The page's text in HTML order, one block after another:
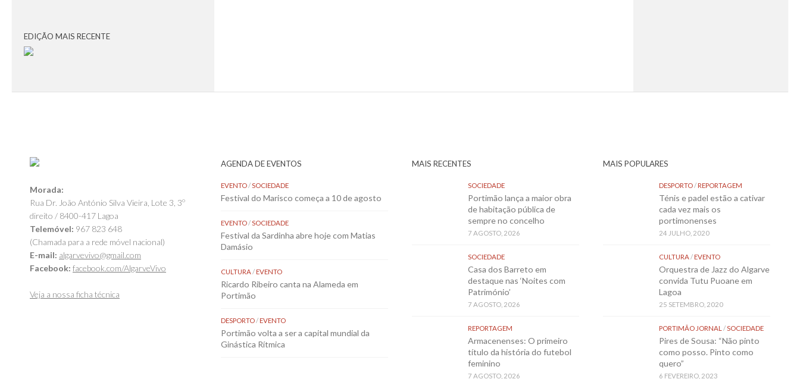
EDIÇÃO MAIS RECENTE
Morada:
Rua Dr. João António Silva Vieira, Lote 3, 3º
direito / 8400-417 Lagoa
Telemóvel: 967 823 648
(Chamada para a rede móvel nacional)
E-mail: algarvevivo@gmail.com
Facebook: facebook.com/AlgarveVivo
Veja a nossa ficha técnica
AGENDA DE EVENTOS
EVENTO/SOCIEDADE
Festival do Marisco começa a 10 de agosto
EVENTO/SOCIEDADE
Festival da Sardinha abre hoje com Matias
Damásio
CULTURA/EVENTO
Ricardo Ribeiro canta na Alameda em
Portimão
DESPORTO/EVENTO
Portimão volta a ser a capital mundial da
Ginástica Rítmica
MAIS RECENTES
SOCIEDADE
Portimão lança a maior obra
de habitação pública de
sempre no concelho
7 AGOSTO, 2026
SOCIEDADE
Casa dos Barreto em
destaque nas ‘Noites com
Património’
7 AGOSTO, 2026
REPORTAGEM
Armacenenses: O primeiro
título da história do futebol
feminino
7 AGOSTO, 2026
MAIS POPULARES
DESPORTO/REPORTAGEM
Ténis e padel estão a cativar
cada vez mais os
portimonenses
24 JULHO, 2020
CULTURA/EVENTO
Orquestra de Jazz do Algarve
convida Tutu Puoane em
Lagoa
25 SETEMBRO, 2020
PORTIMÃO JORNAL /SOCIEDADE
Pires de Sousa: “Não pinto
como posso. Pinto como
quero”
6 FEVEREIRO, 2023